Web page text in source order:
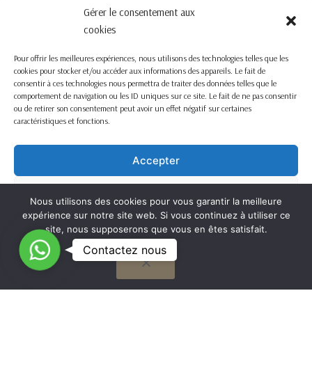
Gérer le consentement aux
cookies
Pour offrir les meilleures expériences, nous utilisons des technologies telles que les
cookies pour stocker et/ou accéder aux informations des appareils. Le fait de
consentir à ces technologies nous permettra de traiter des données telles que le
comportement de navigation ou les ID uniques sur ce site. Le fait de ne pas consentir
ou de retirer son consentement peut avoir un effet négatif sur certaines
caractéristiques et fonctions.
Accepter
Voir les préférences
Cookie Policy
Nous utilisons des cookies pour vous garantir la meilleure
expérience sur notre site web. Si vous continuez à utiliser ce
site, nous supposerons que vous en êtes satisfait.
OK
C
o
n
Contactez nous